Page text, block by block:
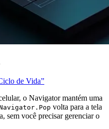
de Vida”
o Navigator mantém uma
volta para a tela
sem você precisar gerenciar o